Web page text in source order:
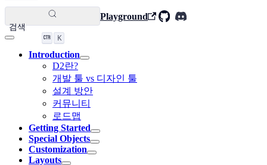
Playground
검색
K
Introduction
D2란?
개발 툴 vs 디자인 툴
설계 방안
커뮤니티
로드맵
Getting Started
Special Objects
Customization
Layouts